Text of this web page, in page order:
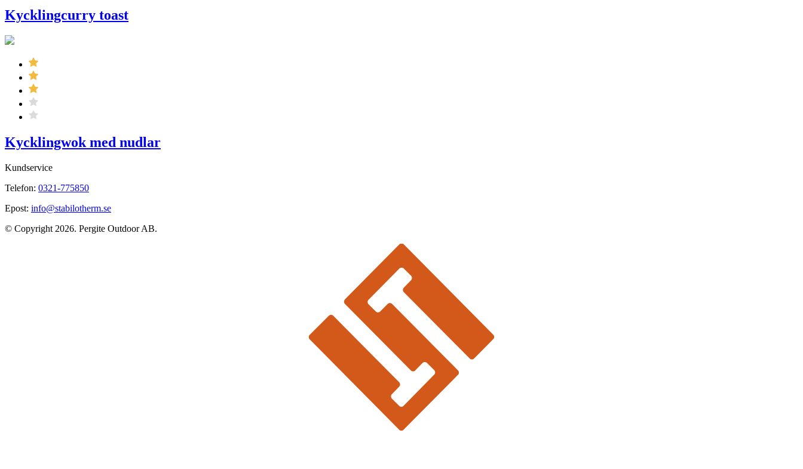
Kycklingcurry toast
Kycklingwok med nudlar
Kundservice
Telefon: 0321-775850
Epost: info@stabilotherm.se
© Copyright 2026. Pergite Outdoor AB.